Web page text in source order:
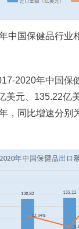
中国保健品行业
2020年中国保
美元、135.22亿
，同比增速分别